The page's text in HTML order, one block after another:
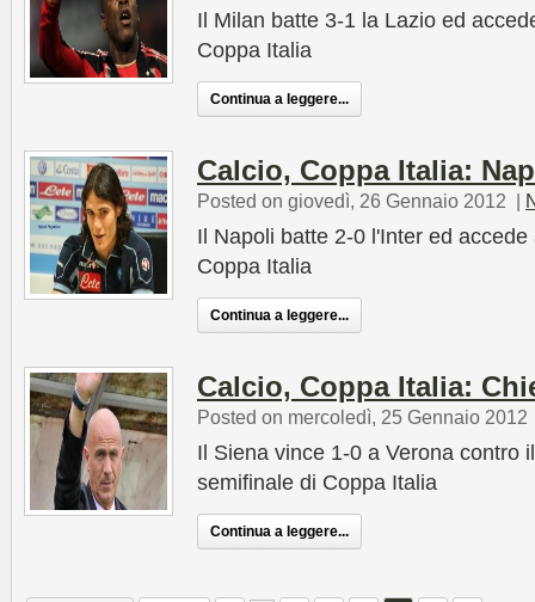
Il Milan batte 3-1 la Lazio ed
Coppa Italia
Continua a leggere...
Calcio, Coppa Italia:
Posted on giovedì, 26 Gennaio 2012 |
Il Napoli batte 2-0 l'Inter ed
Coppa Italia
Continua a leggere...
Calcio, Coppa Italia:
Posted on mercoledì, 25 Gennaio 2012
Il Siena vince 1-0 a Verona contro
semifinale di Coppa Italia
Continua a leggere...